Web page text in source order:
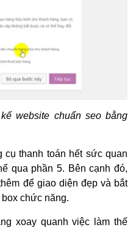
website chuẩn seo bằng
cụ thanh toán hết sức quan
qua phần 5. Bên cạnh đó,
để giao diện đẹp và bắt
chức năng.
xoay quanh việc làm thế